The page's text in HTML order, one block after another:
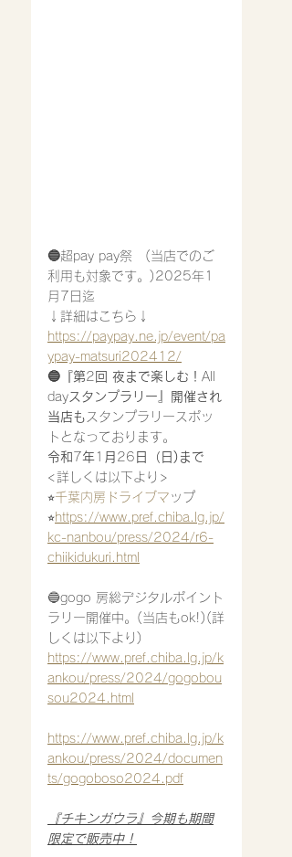
🔵超pay pay祭　(当店でのご
利用も対象です。)2025年1
月7日迄
↓詳細はこちら↓
https://paypay.ne.jp/event/pa
ypay-matsuri202412/
🔵『第2 回 夜まで楽しむ！ All
dayスタンプラリー』開催され
当店も スタンプラリースポッ
トとなっております。
令和 7年 1 月 26 日（日)まで
<詳しくは以下より>
⭐︎千葉内房ドライブマ ップ
⭐︎https://www.pref.chiba.lg.jp/
kc-nanbou/press/2024/r6-
chiikidukuri.html
🔵gogo 房総デジタルポイント
ラリー開催中。(当店もok!)(詳
しくは以下より)
https://www.pref.chiba.lg.jp/k
ankou/press/2024/gogobou
sou2024.html
https://www.pref.chiba.lg.jp/k
ankou/press/2024/documen
ts/gogoboso2024.pdf
『チキンガウラ』今期も期間
限定で販売中！